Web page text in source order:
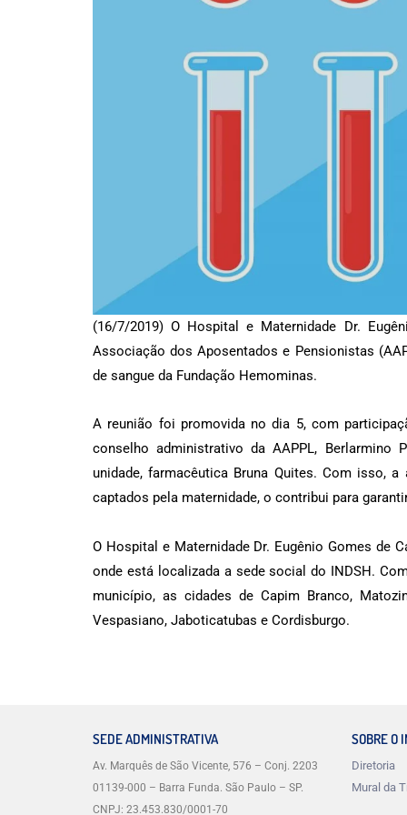
(16/7/2019) O Hospital e Maternidade Dr.
Associação dos Aposentados e Pensionistas
de sangue da Fundação Hemominas.
A reunião foi promovida no dia 5, com
conselho administrativo da AAPPL, Berlarmino
unidade, farmacêutica Bruna Quites. Com isso,
captados pela maternidade, o contribui para
O Hospital e Maternidade Dr. Eugênio Gomes de
onde está localizada a sede social do INDSH.
município, as cidades de Capim Branco,
Vespasiano, Jaboticatubas e Cordisburgo.
SEDE ADMINISTRATIVA
Av. Marquês de São Vicente, 576 – Conj. 2203
01139-000 – Barra Funda. São Paulo – SP.
CNPJ: 23.453.830/0001-70
SOBRE O
Diretoria
Mural da